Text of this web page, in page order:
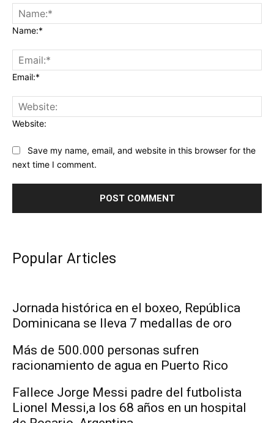
Name:*
Email:*
Website:
Save my name, email, and website in this browser for the
next time I comment.
Popular Articles
Jornada histórica en el boxeo, República
Dominicana se lleva 7 medallas de oro
Más de 500.000 personas sufren
racionamiento de agua en Puerto Rico
Fallece Jorge Messi padre del futbolista
Lionel Messi,a los 68 años en un hospital